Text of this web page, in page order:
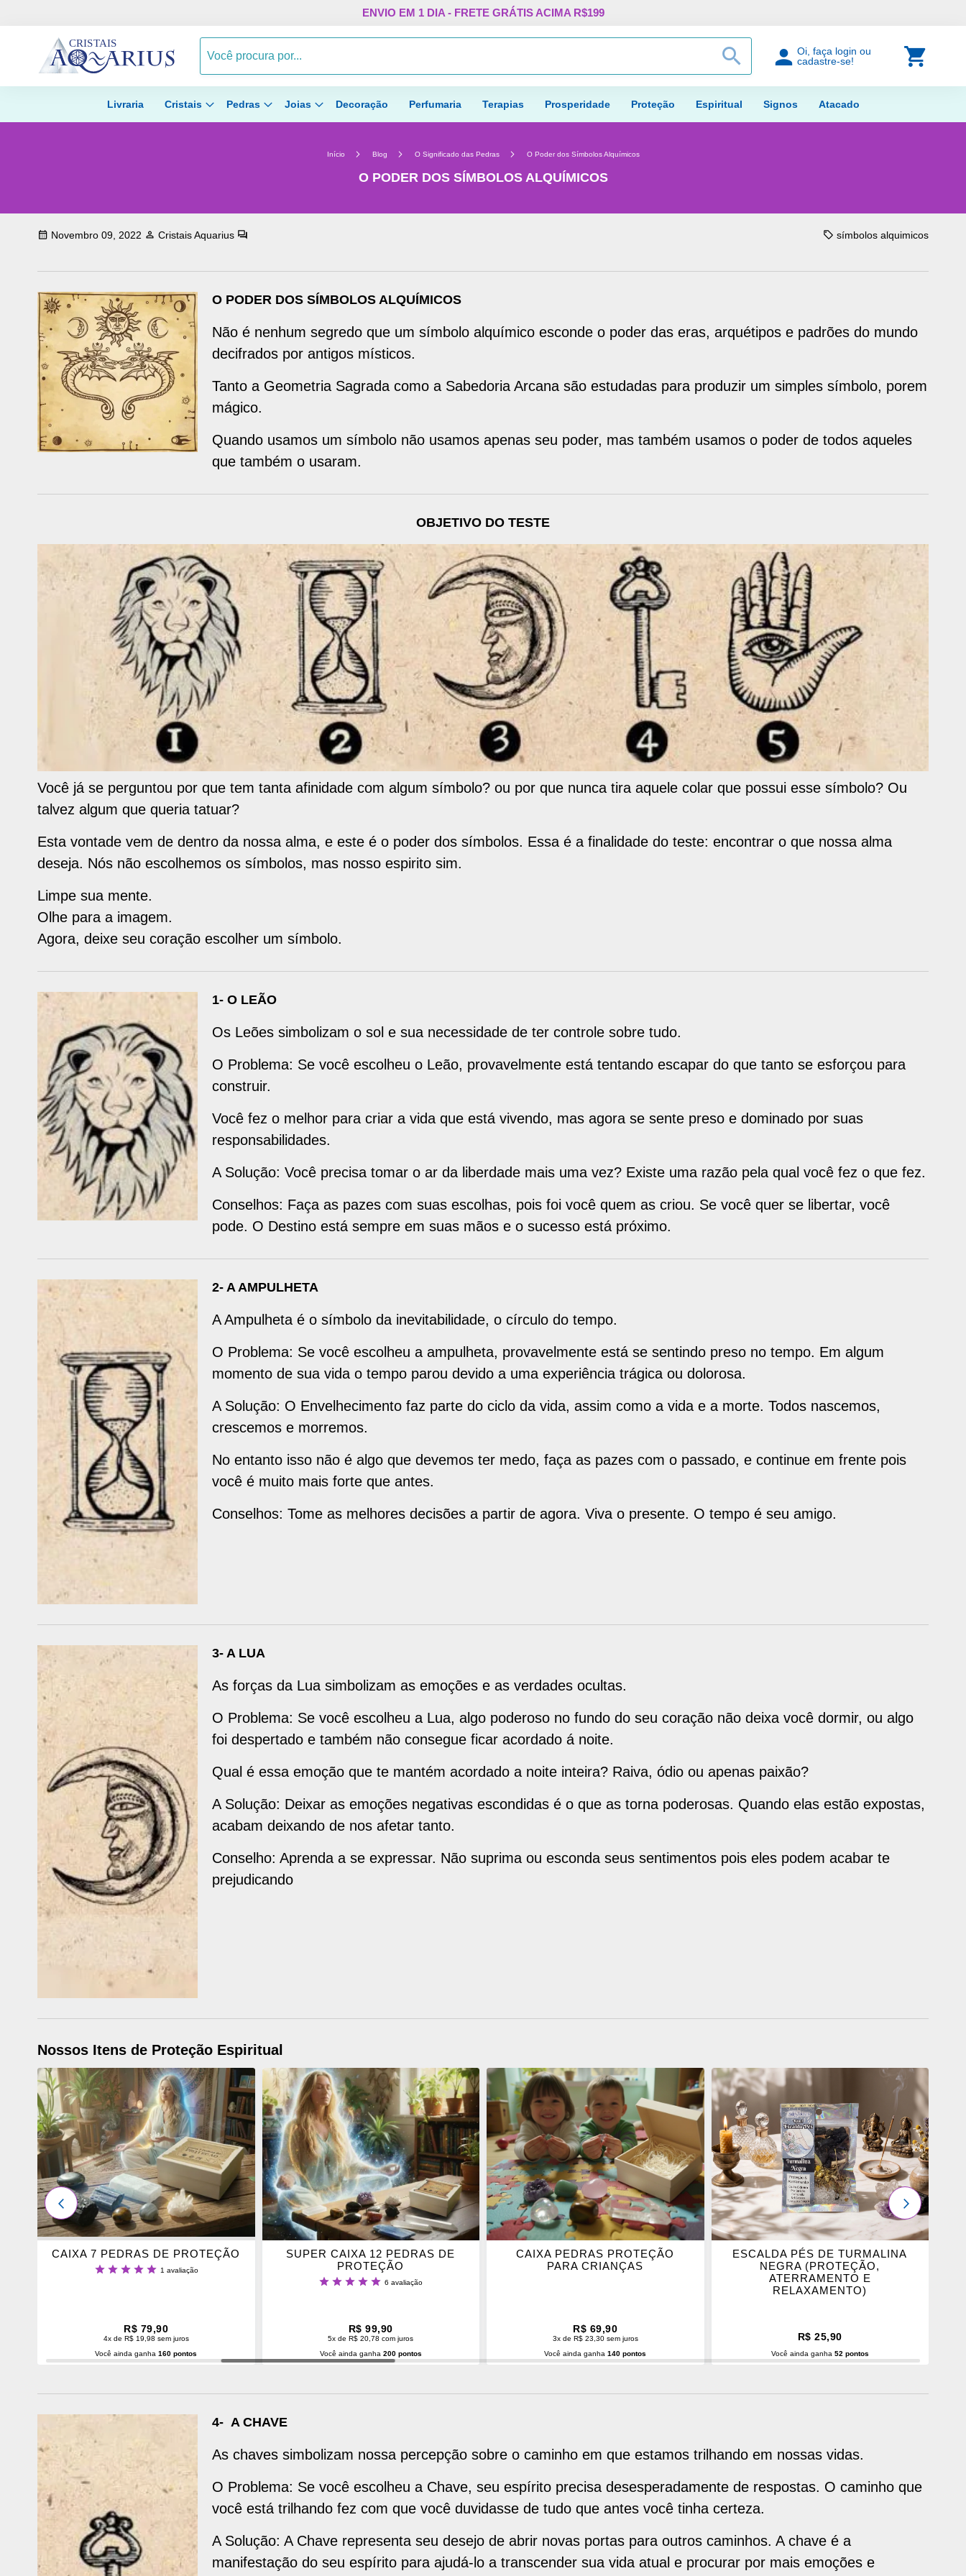
Pular
o
ENVIO EM 1 DIA - FRETE GRÁTIS ACIMA R$199
Procurar
PROCURAR
Oi, faça login ou
cadastre-se!
Livraria Cristais Pedras Joias Decoração Perfumaria Terapias Prosperidade Proteção Espiritual Signos Atacado
Início Blog O Significado das Pedras O Poder dos Símbolos Alquímicos
O PODER DOS SÍMBOLOS ALQUÍMICOS
Novembro 09, 2022 Cristais Aquarius símbolos alquimicos
O PODER DOS SÍMBOLOS ALQUÍMICOS
Não é nenhum segredo que um símbolo alquímico esconde o poder das eras, arquétipos e padrões do mundo
decifrados por antigos místicos.
Tanto a Geometria Sagrada como a Sabedoria Arcana são estudadas para produzir um simples símbolo, porem
mágico.
Quando usamos um símbolo não usamos apenas seu poder, mas também usamos o poder de todos aqueles
que também o usaram.
OBJETIVO DO TESTE
Você já se perguntou por que tem tanta afinidade com algum símbolo? ou por que nunca tira aquele colar que possui esse símbolo? Ou
talvez algum que queria tatuar?
Esta vontade vem de dentro da nossa alma, e este é o poder dos símbolos. Essa é a finalidade do teste: encontrar o que nossa alma
deseja. Nós não escolhemos os símbolos, mas nosso espirito sim.
Limpe sua mente.
Olhe para a imagem.
Agora, deixe seu coração escolher um símbolo.
1- O LEÃO
Os Leões simbolizam o sol e sua necessidade de ter controle sobre tudo.
O Problema: Se você escolheu o Leão, provavelmente está tentando escapar do que tanto se esforçou para
construir.
Você fez o melhor para criar a vida que está vivendo, mas agora se sente preso e dominado por suas
responsabilidades.
A Solução: Você precisa tomar o ar da liberdade mais uma vez? Existe uma razão pela qual você fez o que fez.
Conselhos: Faça as pazes com suas escolhas, pois foi você quem as criou. Se você quer se libertar, você
pode. O Destino está sempre em suas mãos e o sucesso está próximo.
2- A AMPULHETA
A Ampulheta é o símbolo da inevitabilidade, o círculo do tempo.
O Problema: Se você escolheu a ampulheta, provavelmente está se sentindo preso no tempo. Em algum
momento de sua vida o tempo parou devido a uma experiência trágica ou dolorosa.
A Solução: O Envelhecimento faz parte do ciclo da vida, assim como a vida e a morte. Todos nascemos,
crescemos e morremos.
No entanto isso não é algo que devemos ter medo, faça as pazes com o passado, e continue em frente pois
você é muito mais forte que antes.
Conselhos: Tome as melhores decisões a partir de agora. Viva o presente. O tempo é seu amigo.
3- A LUA
As forças da Lua simbolizam as emoções e as verdades ocultas.
O Problema: Se você escolheu a Lua, algo poderoso no fundo do seu coração não deixa você dormir, ou algo
foi despertado e também não consegue ficar acordado á noite.
Qual é essa emoção que te mantém acordado a noite inteira? Raiva, ódio ou apenas paixão?
A Solução: Deixar as emoções negativas escondidas é o que as torna poderosas. Quando elas estão expostas,
acabam deixando de nos afetar tanto.
Conselho: Aprenda a se expressar. Não suprima ou esconda seus sentimentos pois eles podem acabar te
prejudicando
Nossos Itens de Proteção Espiritual
ADICIONAR
OS
FAVORITOS
CAIXA 7 PEDRAS DE PROTEÇÃO
Classificação:
1 avaliação
R$ 79,90
4x de R$ 19,98 sem juros
Você ainda ganha160 pontos
ADICIONAR
OS
FAVORITOS
SUPER CAIXA 12 PEDRAS DE
PROTEÇÃO
Classificação:
6 avaliação
R$ 99,90
5x de R$ 20,78 com juros
Você ainda ganha 200 pontos
ADICIONAR
OS
FAVORITOS
CAIXA PEDRAS PROTEÇÃO
PARA CRIANÇAS
R$ 69,90
3x de R$ 23,30 sem juros
Você ainda ganha140 pontos
ADICIONAR
OS
FAVORITOS
ESCALDA PÉS DE TURMALINA
NEGRA (PROTEÇÃO,
ATERRAMENTO E
RELAXAMENTO)
R$ 25,90
Você ainda ganha 52 pontos
PRÓXIMO
ANTERIOR
4- A CHAVE
As chaves simbolizam nossa percepção sobre o caminho em que estamos trilhando em nossas vidas.
O Problema: Se você escolheu a Chave, seu espírito precisa desesperadamente de respostas. O caminho que
você está trilhando fez com que você duvidasse de tudo que antes você tinha certeza.
A Solução: A Chave representa seu desejo de abrir novas portas para outros caminhos. A chave é a
manifestação do seu espírito para ajudá-lo a transcender sua vida atual e procurar por mais emoções e